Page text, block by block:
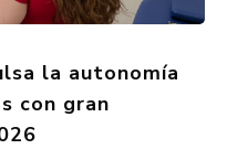
la autonomía
con gran